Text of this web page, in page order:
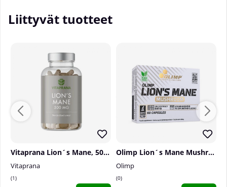
Liittyvät tuotteet
Vitaprana Lion´s Mane, 500 mg, 100 caps
Vitaprana
1
Olimp Lion´s Mane Mushroom, 60 caps
Olimp
0